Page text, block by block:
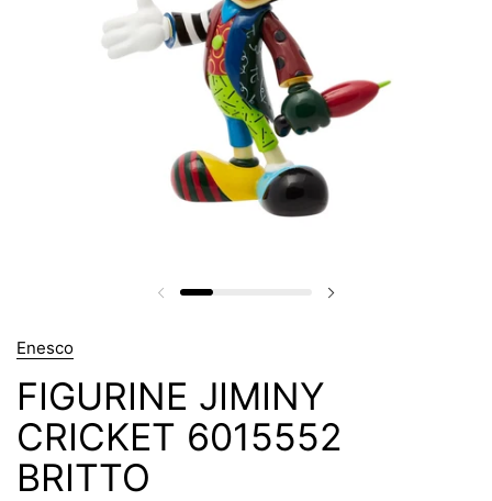
Enesco
FIGURINE JIMINY
CRICKET 6015552
BRITTO